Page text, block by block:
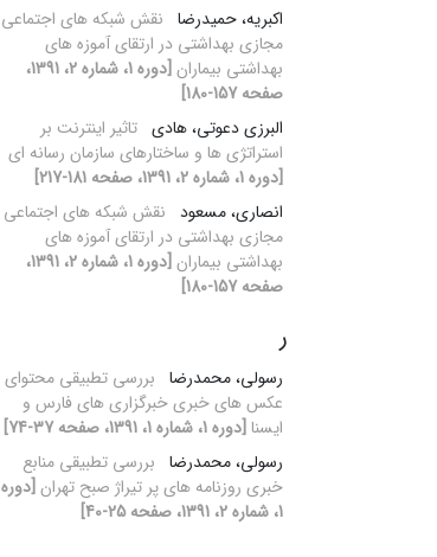
اکبریه، حمیدرضا نقش شبکه های اجتماعی
مجازی بهداشتی در ارتقای آموزه های
بهداشتی بیماران
[دوره 1، شماره 2، 1391،
صفحه 157-180]
البرزی دعوتی، هادی تاثیر اینترنت بر
استراتژی ها و ساختارهای سازمان رسانه ای
[دوره 1، شماره 2، 1391، صفحه 181-217]
انصاری، مسعود نقش شبکه های اجتماعی
مجازی بهداشتی در ارتقای آموزه های
بهداشتی بیماران
[دوره 1، شماره 2، 1391،
صفحه 157-180]
ر
رسولی، محمدرضا بررسی تطبیقی محتوای
عکس های خبری خبرگزاری های فارس و
ایسنا [دوره 1، شماره 1، 1391، صفحه 37-74]
رسولی، محمدرضا بررسی تطبیقی منابع
خبری روزنامه های پر تیراژ صبح تهران [دوره
1، شماره 2، 1391، صفحه 25-40]